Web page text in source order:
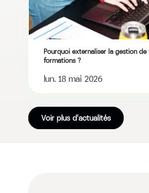
Pourquoi externaliser la gestion de
formations ?
lun. 18 mai 2026
Voir plus d'actualités